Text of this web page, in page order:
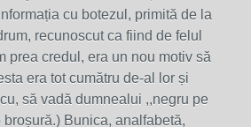
cu botezul, primită de la
recunoscut ca fiind de felul
prea credul, era un nou motiv să
era tot cumătru de-al lor și
să vadă dumnealui ,,negru pe
broșură.) Bunica, analfabetă,